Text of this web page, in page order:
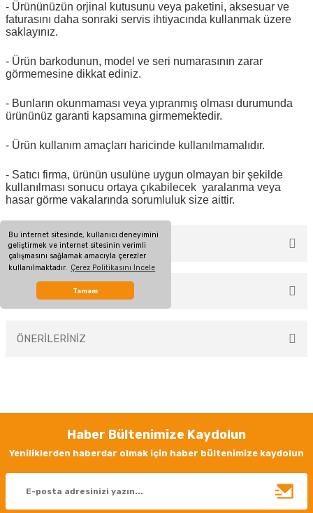
Bu internet sitesinde, kullanıcı deneyimini
geliştirmek ve internet sitesinin verimli
çalışmasını sağlamak amacıyla çerezler
kullanılmaktadır. Çerez Politikasını İncele
Tamam
- Ürününüzün orjinal kutusunu veya paketini, aksesuar ve
faturasını daha sonraki servis ihtiyacında kullanmak üzere
saklayınız.
- Ürün barkodunun, model ve seri numarasının zarar
görmemesine dikkat ediniz.
- Bunların okunmaması veya yıpranmış olması durumunda
ürününüz garanti kapsamına girmemektedir.
- Ürün kullanım amaçları haricinde kullanılmamalıdır.
- Satıcı firma, ürünün usulüne uygun olmayan bir şekilde
kullanılması sonucu ortaya çıkabilecek yaralanma veya
hasar görme vakalarında sorumluluk size aittir.
MÜŞTERİ YORUMLARI
Bu ürüne ilk yorumu siz yapın!
TAKSİT SEÇENEKLERİ
ÖNERİLERİNİZ
Görüş ve önerileriniz için teşekkür ederiz.
Ürün resmi kalitesiz, bozuk veya görüntülenemiyor.
Ürün bilgilerinde hatalar bulunuyor.
Haber Bültenimize Kaydolun
Yeniliklerden haberdar olmak için haber bültenimize kaydolun